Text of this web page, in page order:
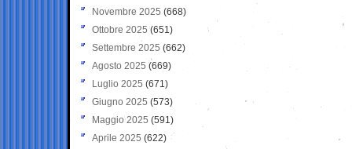
Novembre 2025 (668)
Ottobre 2025 (651)
Settembre 2025 (662)
Agosto 2025 (669)
Luglio 2025 (671)
Giugno 2025 (573)
Maggio 2025 (591)
Aprile 2025 (622)